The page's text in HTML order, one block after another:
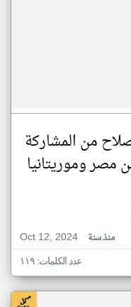
من المشاركة
مصر وموريتانيا
Oct 12, 2024
منذ سنة
عدد الكلمات: ١١٩